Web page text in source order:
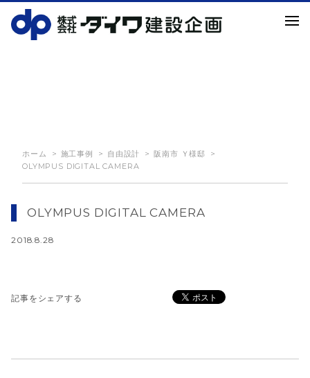
ホーム 施工事例 自由設計
阪南市 Ｙ様邸
OLYMPUS DIGITAL CAMERA
OLYMPUS DIGITAL CAMERA
2018.8.28
記事をシェアする